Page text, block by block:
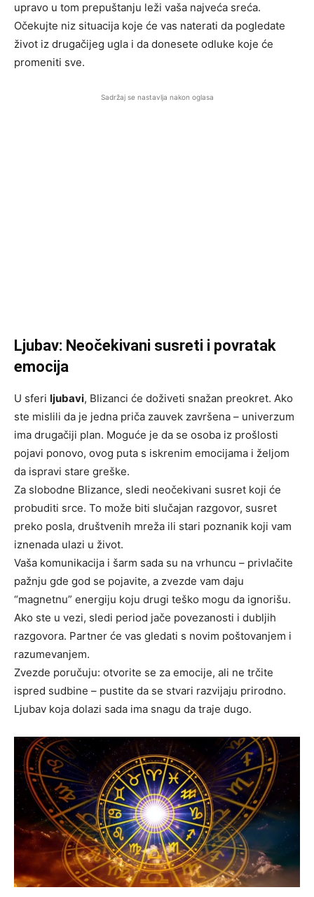
upravo u tom prepuštanju leži vaša najveća sreća.
Očekujte niz situacija koje će vas naterati da pogledate
život iz drugačijeg ugla i da donesete odluke koje će
promeniti sve.
Sadržaj se nastavlja nakon oglasa
Ljubav: Neočekivani susreti i povratak
emocija
U sferi ljubavi, Blizanci će doživeti snažan preokret. Ako
ste mislili da je jedna priča zauvek završena – univerzum
ima drugačiji plan. Moguće je da se osoba iz prošlosti
pojavi ponovo, ovog puta s iskrenim emocijama i željom
da ispravi stare greške.
Za slobodne Blizance, sledi neočekivani susret koji će
probuditi srce. To može biti slučajan razgovor, susret
preko posla, društvenih mreža ili stari poznanik koji vam
iznenada ulazi u život.
Vaša komunikacija i šarm sada su na vrhuncu – privlačite
pažnju gde god se pojavite, a zvezde vam daju
“magnetnu” energiju koju drugi teško mogu da ignorišu.
Ako ste u vezi, sledi period jače povezanosti i dubljih
razgovora. Partner će vas gledati s novim poštovanjem i
razumevanjem.
Zvezde poručuju: otvorite se za emocije, ali ne trčite
ispred sudbine – pustite da se stvari razvijaju prirodno.
Ljubav koja dolazi sada ima snagu da traje dugo.